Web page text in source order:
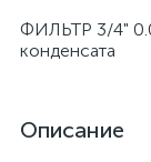
ФИЛЬТР 3/4"
конденсата
Описание